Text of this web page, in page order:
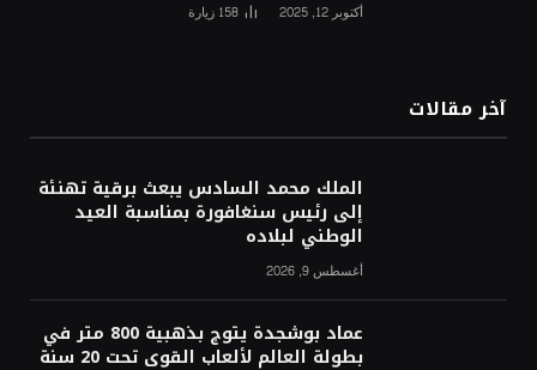
أكتوبر 12, 2025 158 زيارة
آخر مقالات
الملك محمد السادس يبعث برقية تهنئة
إلى رئيس سنغافورة بمناسبة العيد
الوطني لبلاده
أغسطس 9, 2026
عماد بوشجدة يتوج بذهبية 800 متر في
بطولة العالم لألعاب القوى تحت 20 سنة